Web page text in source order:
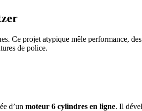
Ce projet atypique mêle performance,
de police.
d’un moteur 6 cylindres en ligne. Il